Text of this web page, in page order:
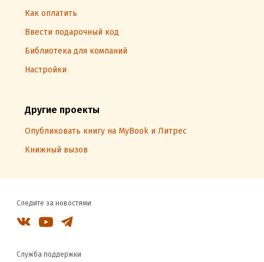
Как оплатить
Ввести подарочный код
Библиотека для компаний
Настройки
Другие проекты
Опубликовать книгу на MyBook и Литрес
Книжный вызов
Следите за новостями
Служба поддержки